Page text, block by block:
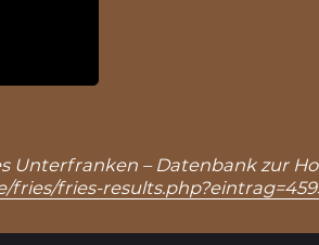
Unterfranken – Datenbank zur
fries-